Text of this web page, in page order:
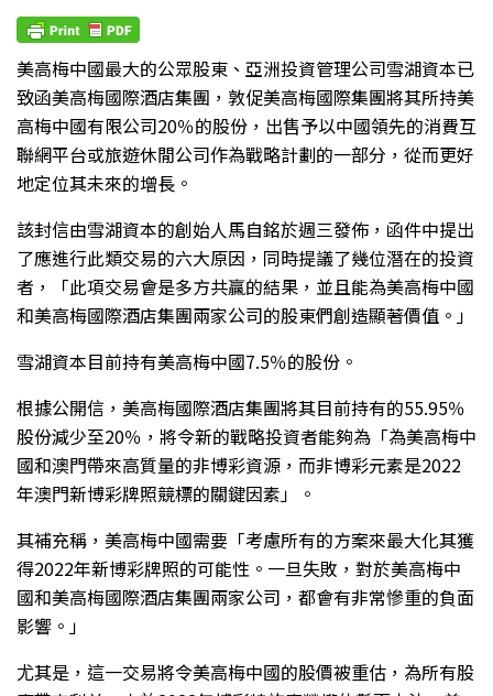
美高梅中國最大的公眾股東、亞洲投資管理公司雪湖資本已
致函美高梅國際酒店集團，敦促美高梅國際集團將其所持美
高梅中國有限公司20％的股份，出售予以中國領先的消費互
聯網平台或旅遊休閒公司作為戰略計劃的一部分，從而更好
地定位其未來的增長。
該封信由雪湖資本的創始人馬自銘於週三發佈，函件中提出
了應進行此類交易的六大原因，同時提議了幾位潛在的投資
者，「此項交易會是多方共贏的結果，並且能為美高梅中國
和美高梅國際酒店集團兩家公司的股東們創造顯著價值。」
雪湖資本目前持有美高梅中國7.5％的股份。
根據公開信，美高梅國際酒店集團將其目前持有的55.95％
股份減少至20％，將令新的戰略投資者能夠為「為美高梅中
國和澳門帶來高質量的非博彩資源，而非博彩元素是2022
年澳門新博彩牌照競標的關鍵因素」。
其補充稱，美高梅中國需要「考慮所有的方案來最大化其獲
得2022年新博彩牌照的可能性。一旦失敗，對於美高梅中
國和美高梅國際酒店集團兩家公司，都會有非常慘重的負面
影響。」
尤其是，這一交易將令美高梅中國的股價被重估，為所有股